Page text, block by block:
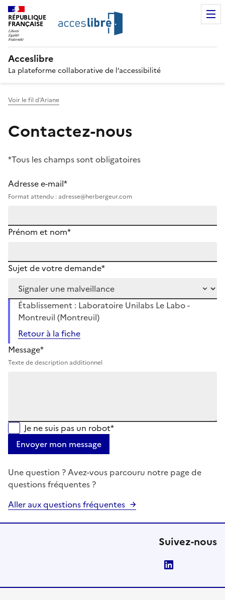
RÉPUBLIQUE
FRANÇAISE
Acceslibre
La plateforme collaborative de l’accessibilité
Voir le fil d'Ariane
Contactez-nous
*Tous les champs sont obligatoires
Adresse e-mail*
Format attendu : adresse@herbergeur.com
Prénom et nom*
Sujet de votre demande*
Établissement : Laboratoire Unilabs Le Labo -
Montreuil (Montreuil)
Retour à la fiche
Message*
Texte de description additionnel
Je ne suis pas un robot*
Envoyer mon message
Une question ? Avez-vous parcouru notre page de
questions fréquentes ?
Aller aux questions fréquentes
Suivez-nous